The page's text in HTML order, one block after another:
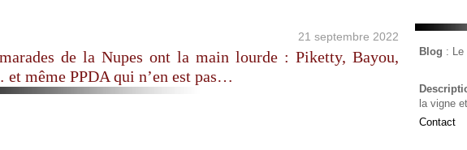
21 septembre 2022
de la Nupes ont la main lourde : Piketty, Bayou,
et même PPDA qui n’en est pas…
Blog : Le
la vigne
Contact